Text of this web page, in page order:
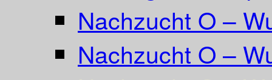
Nachzucht O –
Nachzucht O –